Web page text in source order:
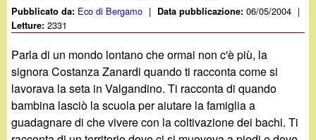
.
g
a
n
i
r
i
c
e
Pubblicato da: Eco di Bergamo | Data pubblicazione:06/05/2004 |
Letture:2331
Parla di un mondo lontano che ormai non c'è più, la
signora Costanza Zanardi quando ti racconta come si
lavorava la seta in Valgandino. Ti racconta di quando
bambina lasciò la scuola per aiutare la famiglia a
guadagnare di che vivere con la coltivazione dei bachi. Ti